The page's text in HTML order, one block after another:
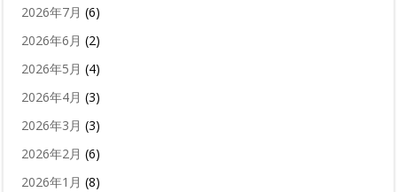
2026年7月 (6)
2026年6月 (2)
2026年5月 (4)
2026年4月 (3)
2026年3月 (3)
2026年2月 (6)
2026年1月 (8)